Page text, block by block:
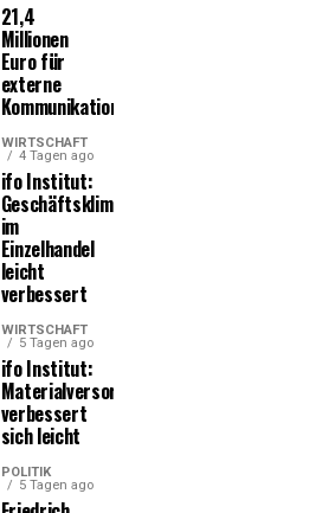
21,4
Millionen
Euro für
externe
Kommunikationsleistungen
WIRTSCHAFT
4 Tagen ago
ifo Institut:
Geschäftsklima
im
Einzelhandel
leicht
verbessert
WIRTSCHAFT
5 Tagen ago
ifo Institut:
Materialversorgung
verbessert
sich leicht
POLITIK
5 Tagen ago